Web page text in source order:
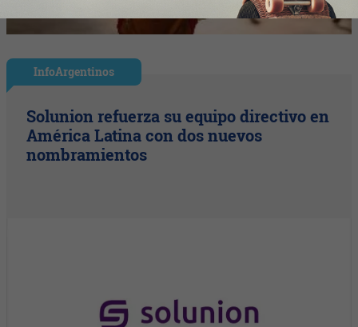
InfoArgentinos
Solunion refuerza su equipo directivo en
América Latina con dos nuevos
nombramientos